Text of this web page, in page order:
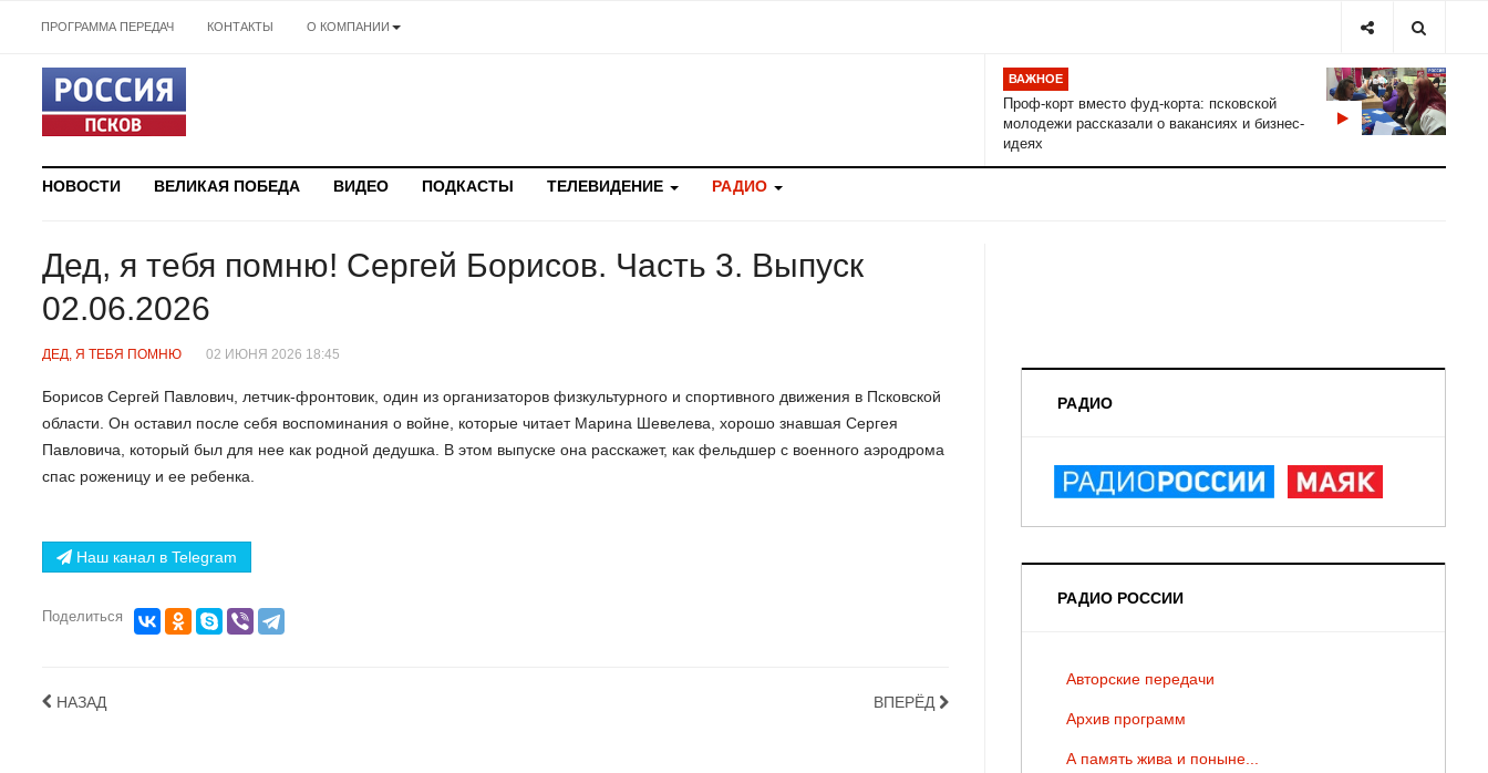
ПРОГРАММА ПЕРЕДАЧ КОНТАКТЫ О КОМПАНИИ
ВАЖНОЕ
Проф-корт вместо фуд-корта: псковской
молодежи рассказали о вакансиях и бизнес-
идеях
НОВОСТИ ВЕЛИКАЯ ПОБЕДА ВИДЕО ПОДКАСТЫ ТЕЛЕВИДЕНИЕ РАДИО
Дед, я тебя помню! Сергей Борисов. Часть 3. Выпуск
02.06.2026
ДЕД, Я ТЕБЯ ПОМНЮ 02 ИЮНЯ 2026 18:45
Борисов Сергей Павлович, летчик-фронтовик, один из организаторов физкультурного и спортивного движения в Псковской
области. Он оставил после себя воспоминания о войне, которые читает Марина Шевелева, хорошо знавшая Сергея
Павловича, который был для нее как родной дедушка. В этом выпуске она расскажет, как фельдшер с военного аэродрома
спас роженицу и ее ребенка.
Наш канал в Telegram
Поделиться
НАЗАД ВПЕРЁД
РАДИО
РАДИО РОССИИ
Авторские передачи
Архив программ
А память жива и поныне...